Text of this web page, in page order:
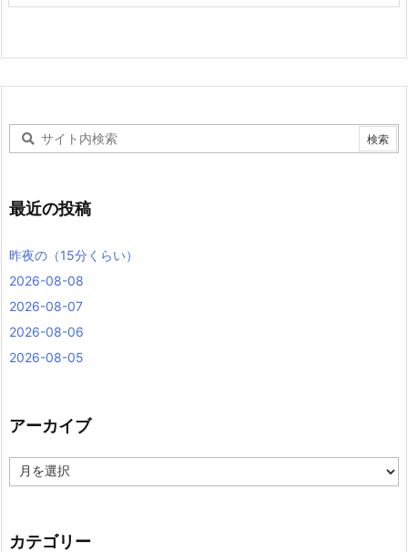
最近の投稿
昨夜の（15分くらい）
2026-08-08
2026-08-07
2026-08-06
2026-08-05
アーカイブ
ー
ブ
カテゴリー